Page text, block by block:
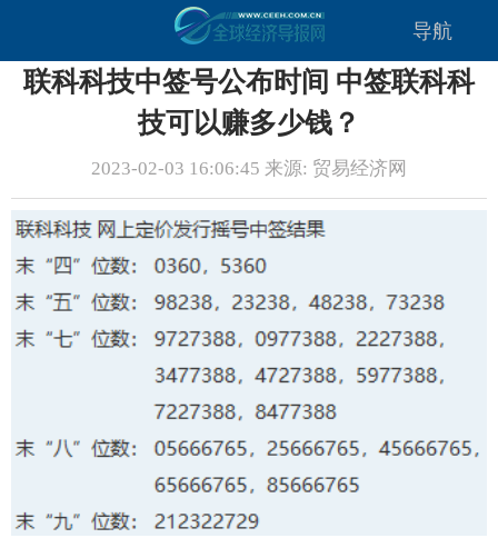
导航
联科科技中签号公布时间 中签联科科
技可以赚多少钱？
2023-02-03 16:06:45 来源: 贸易经济网